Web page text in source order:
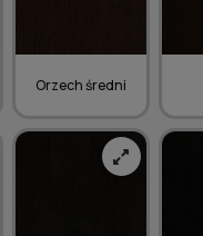
Orzech średni